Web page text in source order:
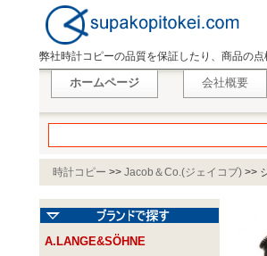
弊社時計コピーの品質を保証したり、商品の
ホームページ 会社概要
時計コピー >> Jacob＆Co.(ジェイコブ) >>
A.LANGE&SÖHNE